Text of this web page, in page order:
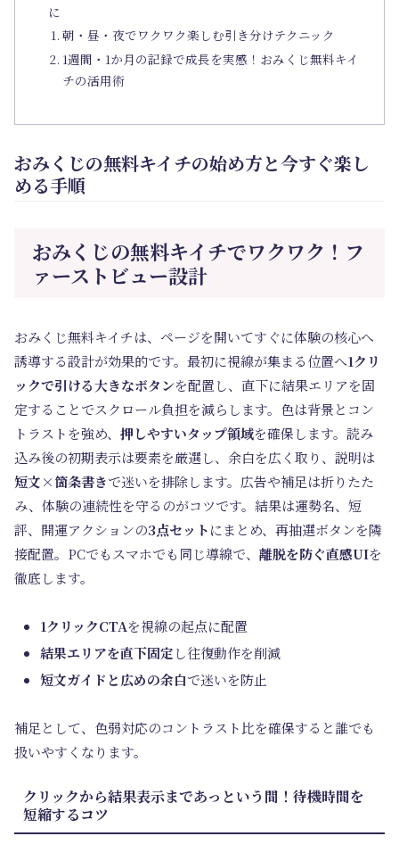
に
朝・昼・夜でワクワク楽しむ引き分けテクニック
1週間・1か月の記録で成長を実感！おみくじ無料キイ
チの活用術
おみくじの無料キイチの始め方と今すぐ楽し
める手順
おみくじの無料キイチでワクワク！フ
ァーストビュー設計
おみくじ無料キイチは、ページを開いてすぐに体験の核心へ
誘導する設計が効果的です。最初に視線が集まる位置へ1クリ
ックで引ける大きなボタンを配置し、直下に結果エリアを固
定することでスクロール負担を減らします。色は背景とコン
トラストを強め、 押しやすいタップ領域を確保します。読み
込み後の初期表示は要素を厳選し、余白を広く取り、説明は
短文×箇条書きで迷いを排除します。広告や補足は折りたた
み、体験の連続性を守るのがコツです。結果は運勢名、短
評、開運アクションの3点セットにまとめ、再抽選ボタンを隣
接配置。PCでもスマホでも同じ導線で、 離脱を防ぐ直感UIを
徹底します。
1クリックCTAを視線の起点に配置
結果エリアを直下固定し往復動作を削減
短文ガイドと広めの余白で迷いを防止
補足として、色弱対応のコントラスト比を確保すると誰でも
扱いやすくなります。
クリックから結果表示まであっという間！待機時間を
短縮するコツ